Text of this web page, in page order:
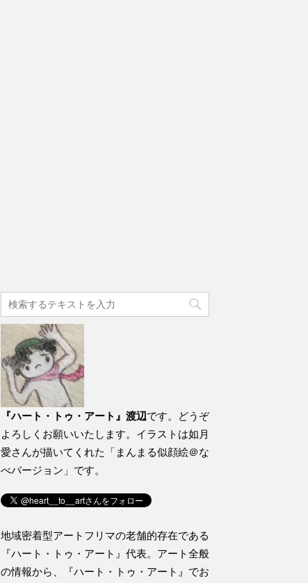
『ハート・トゥ・アート』渡辺です。どうぞ
よろしくお願いいたします。イラストは如月
愛さんが描いてくれた「まんまる似顔絵＠な
べバージョン」です。
地域密着型アートフリマの老舗的存在である
『ハート・トゥ・アート』代表。アート全般
の情報から、『ハート・トゥ・アート』でお